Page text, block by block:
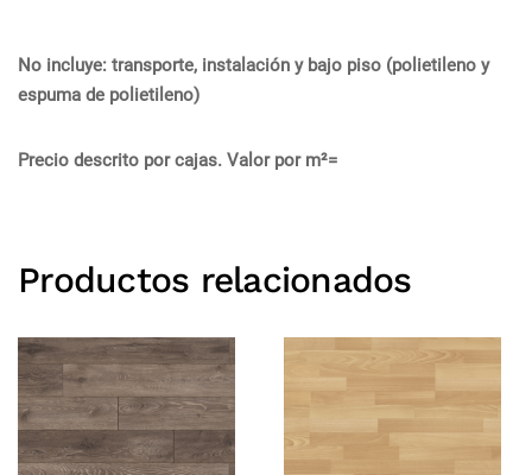
No incluye: transporte, instalación y bajo piso (polietileno y
espuma de polietileno)
Precio descrito por cajas. Valor por m²=
Productos relacionados